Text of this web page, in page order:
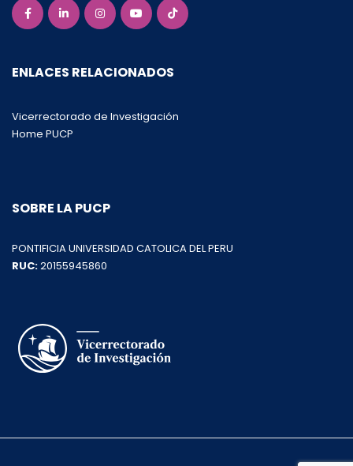
ENLACES RELACIONADOS
Vicerrectorado de Investigación
Home PUCP
SOBRE LA PUCP
PONTIFICIA UNIVERSIDAD CATOLICA DEL PERU
RUC:20155945860